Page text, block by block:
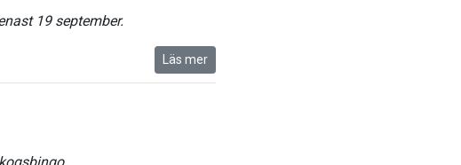
19 september.
Läs mer